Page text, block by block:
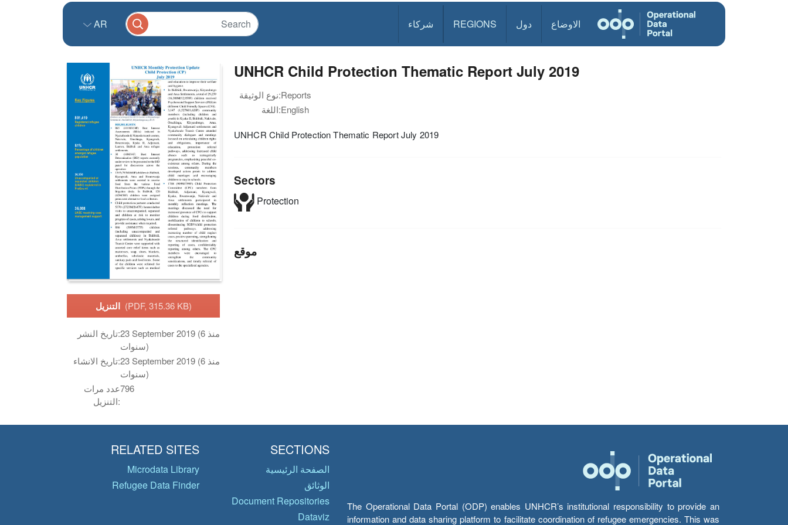
الاوضاع دول REGIONS شركاء AR
التنزيل (PDF, 315.36 KB)
تاريخ النشر:23 September 2019 (منذ 6
سنوات)
تاريخ الانشاء:23 September 2019 (منذ 6
سنوات)
عدد مرات
التنزيل:
796
UNHCR Child Protection Thematic Report July 2019
نوع الوثيقة:Reports
اللغة:English
UNHCR Child Protection Thematic Report July 2019
Sectors
Protection
موقع
The Operational Data Portal (ODP) enables UNHCR’s institutional responsibility to provide an
information and data sharing platform to facilitate coordination of refugee emergencies. This was
SECTIONS
الصفحة الرئيسية
الوثائق
Document Repositories
Dataviz
RELATED SITES
Microdata Library
Refugee Data Finder